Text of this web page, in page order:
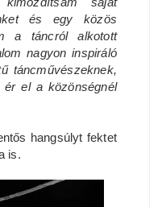
és egy közös
a táncról alkotott
nagyon inspiráló
táncművészeknek,
ér el a közönségnél
hangsúlyt fektet
is.